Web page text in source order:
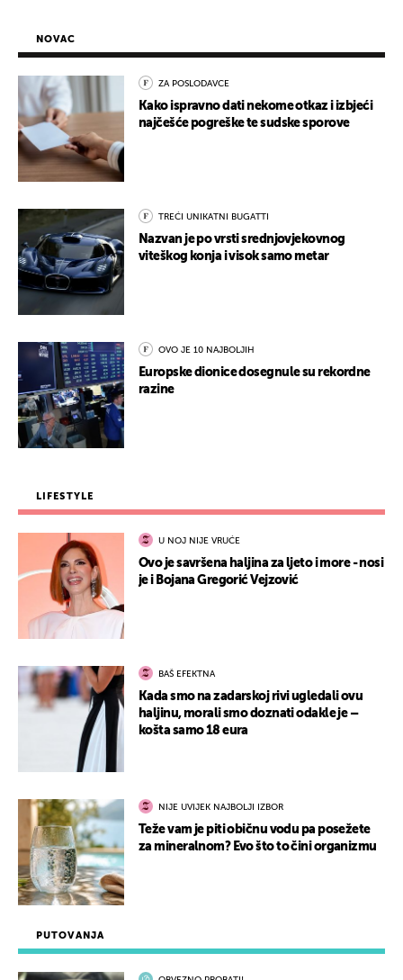
PUTOVANJA
NOVAC
ZA POSLODAVCE
Kako ispravno dati nekome otkaz i izbjeći
najčešće pogreške te sudske sporove
TREĆI UNIKATNI BUGATTI
Nazvan je po vrsti srednjovjekovnog
viteškog konja i visok samo metar
OVO JE 10 NAJBOLJIH
Europske dionice dosegnule su rekordne
razine
LIFESTYLE
U NOJ NIJE VRUĆE
Ovo je savršena haljina za ljeto i more - nosi
je i Bojana Gregorić Vejzović
BAŠ EFEKTNA
Kada smo na zadarskoj rivi ugledali ovu
haljinu, morali smo doznati odakle je –
košta samo 18 eura
NIJE UVIJEK NAJBOLJI IZBOR
Teže vam je piti običnu vodu pa posežete
za mineralnom? Evo što to čini organizmu